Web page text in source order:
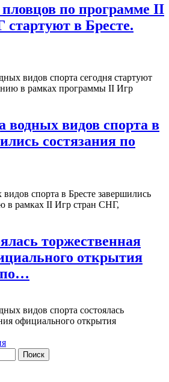
по программе II
в Бресте.
видов спорта сегодня стартуют
в рамках программы II Игр
водных видов спорта в
состязания по
спорта в Бресте завершились
в рамках II Игр стран СНГ,
торжественная
открытия
по…
видов спорта состоялась
официального открытия